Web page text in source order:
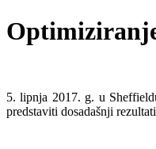
5. lipnja 2017. g. u
predstaviti dosadašnji